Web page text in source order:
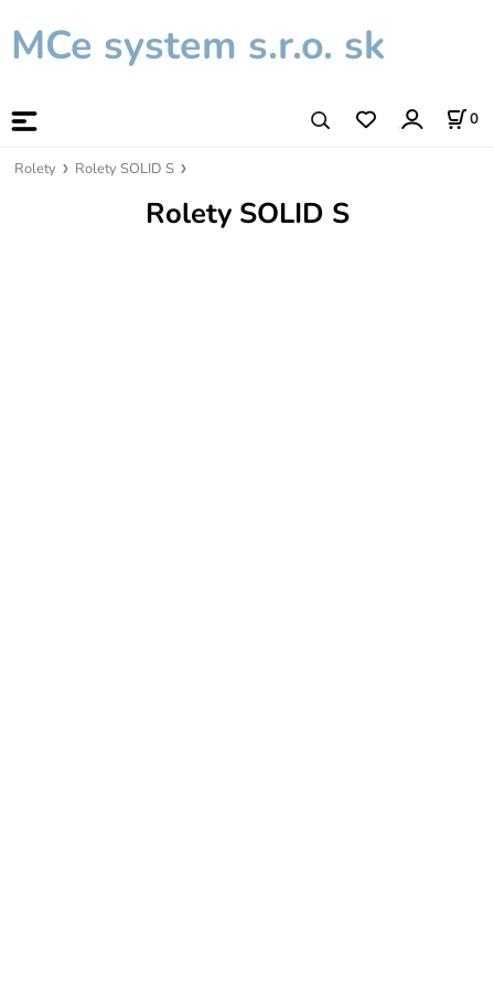
MCe system s.r.o. sk
0
Rolety Rolety SOLID S
Rolety SOLID S